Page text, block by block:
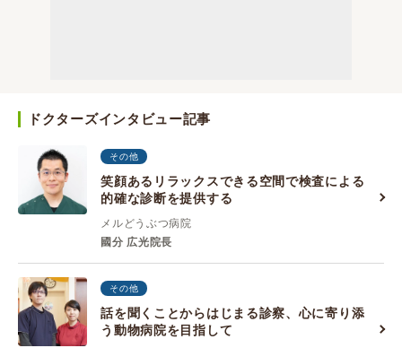
ドクターズインタビュー記事
その他
笑顔あるリラックスできる空間で検査による
的確な診断を提供する
メルどうぶつ病院
國分 広光院長
その他
話を聞くことからはじまる診察、心に寄り添
う動物病院を目指して